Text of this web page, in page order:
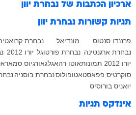
ארכיון הכתבות של נבחרת יוון
תגיות קשורות נבחרת יוון
פרננדו סנטוס מונדיאל נבחרת
נבחרת ארגנטינה נבחרת פורטוגל יורו 2012
יורו 2012 תמונות
אוטו רהאגלגאורגיוס
סוקרטיס פפאסטאטופולוסנבחרת בוסניה
יואניס בורוסיס
אינדקס תגיות